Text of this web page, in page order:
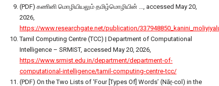
(PDF) கணினி மொழியியலும் தமிழ்மொழியின் …, accessed May 20,
2026,
https://www.researchgate.net/publication/
Tamil Computing Centre (TCC) | Department of Computational
Intelligence – SRMIST, accessed May 20, 2026,
https://www.srmist.edu.in/department/department-of-
computational-intelligence/tamil-computing-centre-tcc/
(PDF) On the Two Lists of ‘Four [Types Of] Words’ (Nāṟ-col) in the